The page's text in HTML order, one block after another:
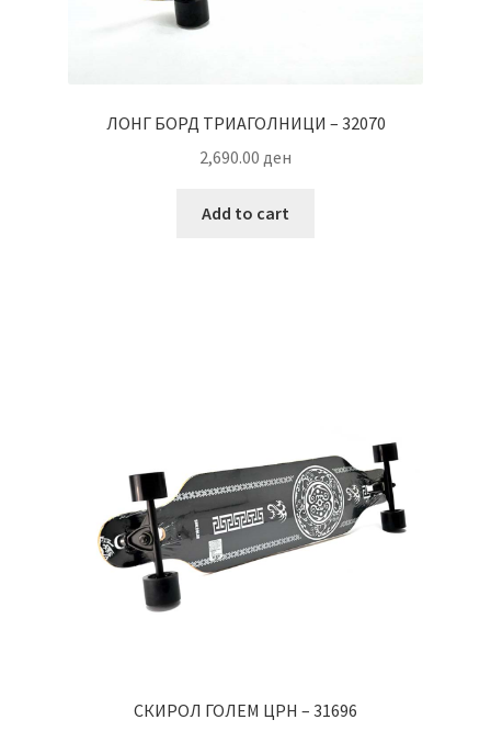
ЛОНГ БОРД ТРИАГОЛНИЦИ – 32070
2,690.00 ден
Add to cart
СКИРОЛ ГОЛЕМ ЦРН – 31696